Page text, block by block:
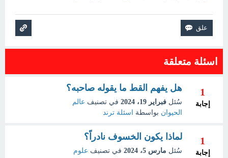
اسئلة متعلقة
1
إجابة
هل يفهم القط ما يقوله صاحبه؟
سُئل فبراير 19، 2024 في تصنيف عالم
الحيوان بواسطة اسئلة ترند
1
إجابة
لماذا يكون الخسوف نادراً؟
سُئل مارس 5، 2024 في تصنيف علوم